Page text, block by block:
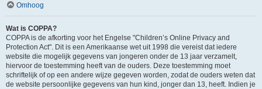
Omhoog
Wat is COPPA?
COPPA is de afkorting voor het Engelse "Children’s Online Privacy and
Protection Act". Dit is een Amerikaanse wet uit 1998 die vereist dat iedere
website die mogelijk gegevens van jongeren onder de 13 jaar verzamelt,
hiervoor de toestemming heeft van de ouders. Deze toestemming moet
schriftelijk of op een andere wijze gegeven worden, zodat de ouders weten dat
de website persoonlijke gegevens van hun kind, jonger dan 13, heeft. Indien je